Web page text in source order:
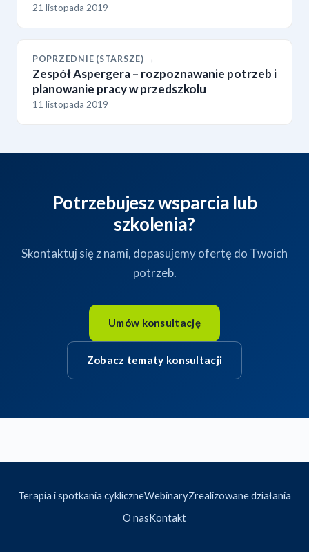
21 listopada 2019
POPRZEDNIE (STARSZE) →
Zespół Aspergera – rozpoznawanie potrzeb i
planowanie pracy w przedszkolu
11 listopada 2019
Potrzebujesz wsparcia lub
szkolenia?
Skontaktuj się z nami, dopasujemy ofertę do Twoich
potrzeb.
Umów konsultację
Zobacz tematy konsultacji
Terapia i spotkania cykliczneWebinaryZrealizowane działania
O nasKontakt